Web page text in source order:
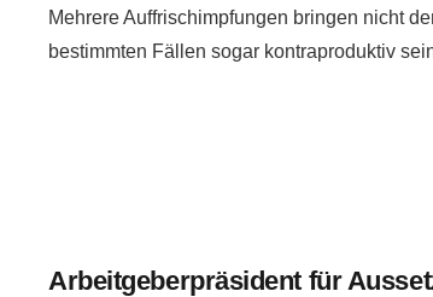
Mehrere Auffrischimpfungen bringen nicht
bestimmten Fällen sogar kontraproduktiv
Arbeitgeberpräsident für